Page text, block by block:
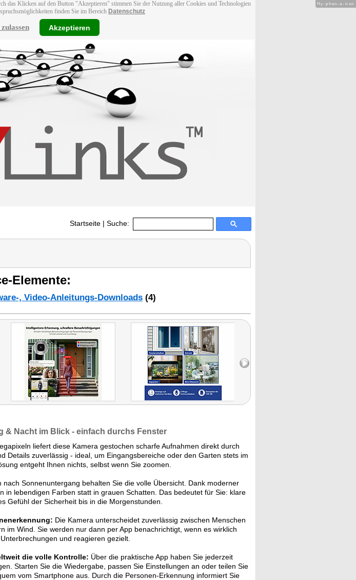
das Klicken auf den Button "Akzeptieren" stimmen Sie der Nutzung aller Cookies und Technologien
finden Sie im Bereich Datenschutz
Akzeptieren
Startseite | Suche:
Elemente:
, Video-Anleitungs-Downloads (4)
& Nacht im Blick - einfach durchs Fenster
liefert diese Kamera gestochen scharfe Aufnahmen direkt durch
Details zuverlässig - ideal, um Eingangsbereiche oder den Garten stets im
entgeht Ihnen nichts, selbst wenn Sie zoomen.
nach Sonnenuntergang behalten Sie die volle Übersicht. Dank moderner
in lebendigen Farben statt in grauen Schatten. Das bedeutet für Sie: klare
Gefühl der Sicherheit bis in die Morgenstunden.
Die Kamera unterscheidet zuverlässig zwischen Menschen
im Wind. Sie werden nur dann per App benachrichtigt, wenn es wirklich
und reagieren gezielt.
die volle Kontrolle: Über die praktische App haben Sie jederzeit
Starten Sie die Wiedergabe, passen Sie Einstellungen an oder teilen Sie
vom Smartphone aus. Durch die Personen-Erkennung informiert Sie
Hy-phen-a-tion